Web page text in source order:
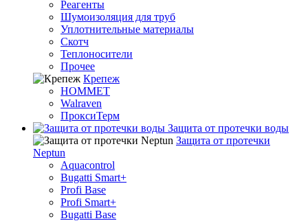
Реагенты
Шумоизоляция для труб
Уплотнительные материалы
Скотч
Теплоносители
Прочее
Крепеж
HOMMET
Walraven
ПроксиТерм
Защита от протечки воды
Защита от протечки
Neptun
Aquacontrol
Bugatti Smart+
Profi Base
Profi Smart+
Bugatti Base